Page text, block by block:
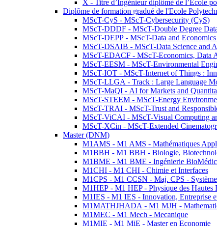
X - Titre d’Ingénieur diplômé de l’École
Diplôme de formation gradué de l'Ecole
MScT-CyS - MScT-Cybersecurity (CyS)
MScT-DDDF - MScT-Double Degree
MScT-DEPP - MScT-Data and
MScT-DSAIB - MScT-Data Science and
MScT-EDACF - MScT-Economics, Data
MScT-EESM - MScT-Environmental
MScT-IOT - MScT-Internet of Things :
MScT-LLGA - Track : Large Language
MScT-MaQI - AI for Markets and
MScT-STEEM - MScT-Energy
MScT-TRAI - MScT-Trust and
MScT-ViCAI - MScT-Visual Computing
MScT-XCin - MScT-Extended
Master (DNM)
M1AMS - M1 AMS - Mathématiques
M1BBH - M1 BBH - Biologie,
M1BME - M1 BME - Ingénierie
M1CHI - M1 CHI - Chimie et Interfaces
M1CPS - M1 CCSN - Maj. CPS -
M1HEP - M1 HEP - Physique des Hautes
M1IES - M1 IES - Innovation, Entreprise
M1MATHJHADA - M1 MJH -
M1MEC - M1 Mech - Mecanique
M1MIE - M1 MiE - Master en Economie